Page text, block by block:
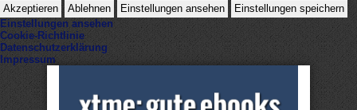
Akzeptieren
Ablehnen Einstellungen ansehen
Einstellungen speichern
Einstellungen ansehen
Cookie-Richtlinie
Datenschutzerklärung
Impressum